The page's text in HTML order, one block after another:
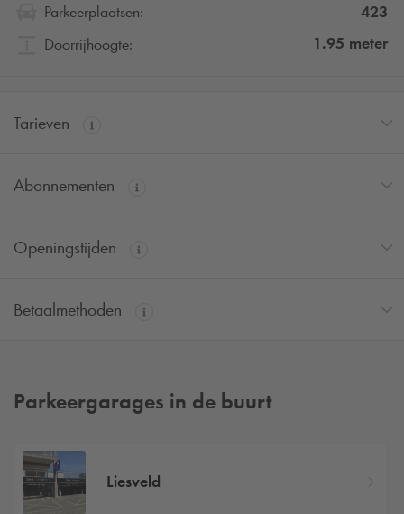
Parkeerplaatsen:
423
Doorrijhoogte:
1.95 meter
Tarieven
Abonnementen
Openingstijden
Betaalmethoden
Parkeergarages in de buurt
Liesveld